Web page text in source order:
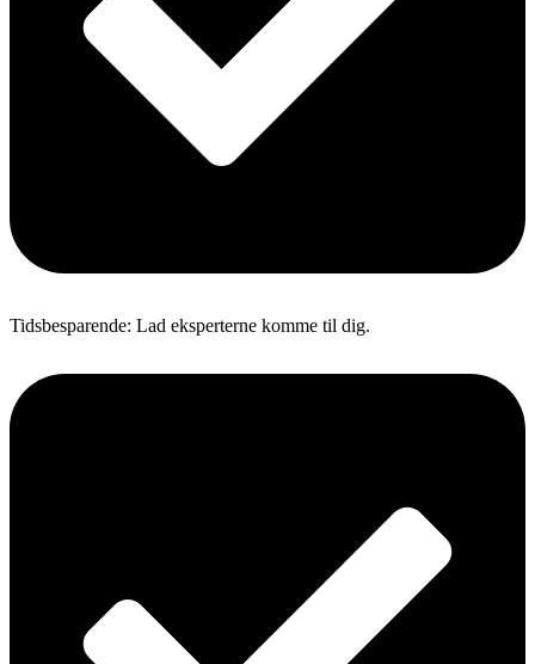
Tidsbesparende: Lad eksperterne komme til dig.